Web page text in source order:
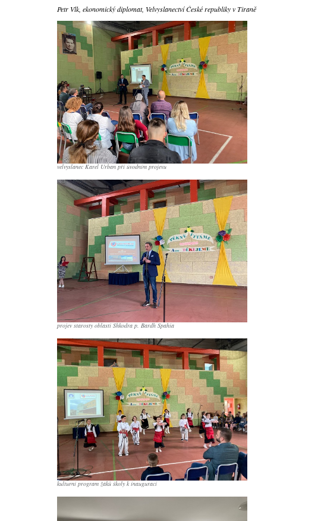
Petr Vlk, ekonomický diplomat, Velvyslanectví České republiky v Tiraně
velvyslanec Karel Urban při úvodním projevu
projev starosty oblasti Shkodra p. Bardh Spahia
kulturní program žáků školy k inauguraci